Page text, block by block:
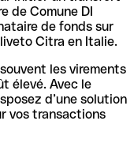
de Comune DI
de fonds sur
Citra en Italie.
les virements
élevé. Avec le
d’une solution
vos transactions